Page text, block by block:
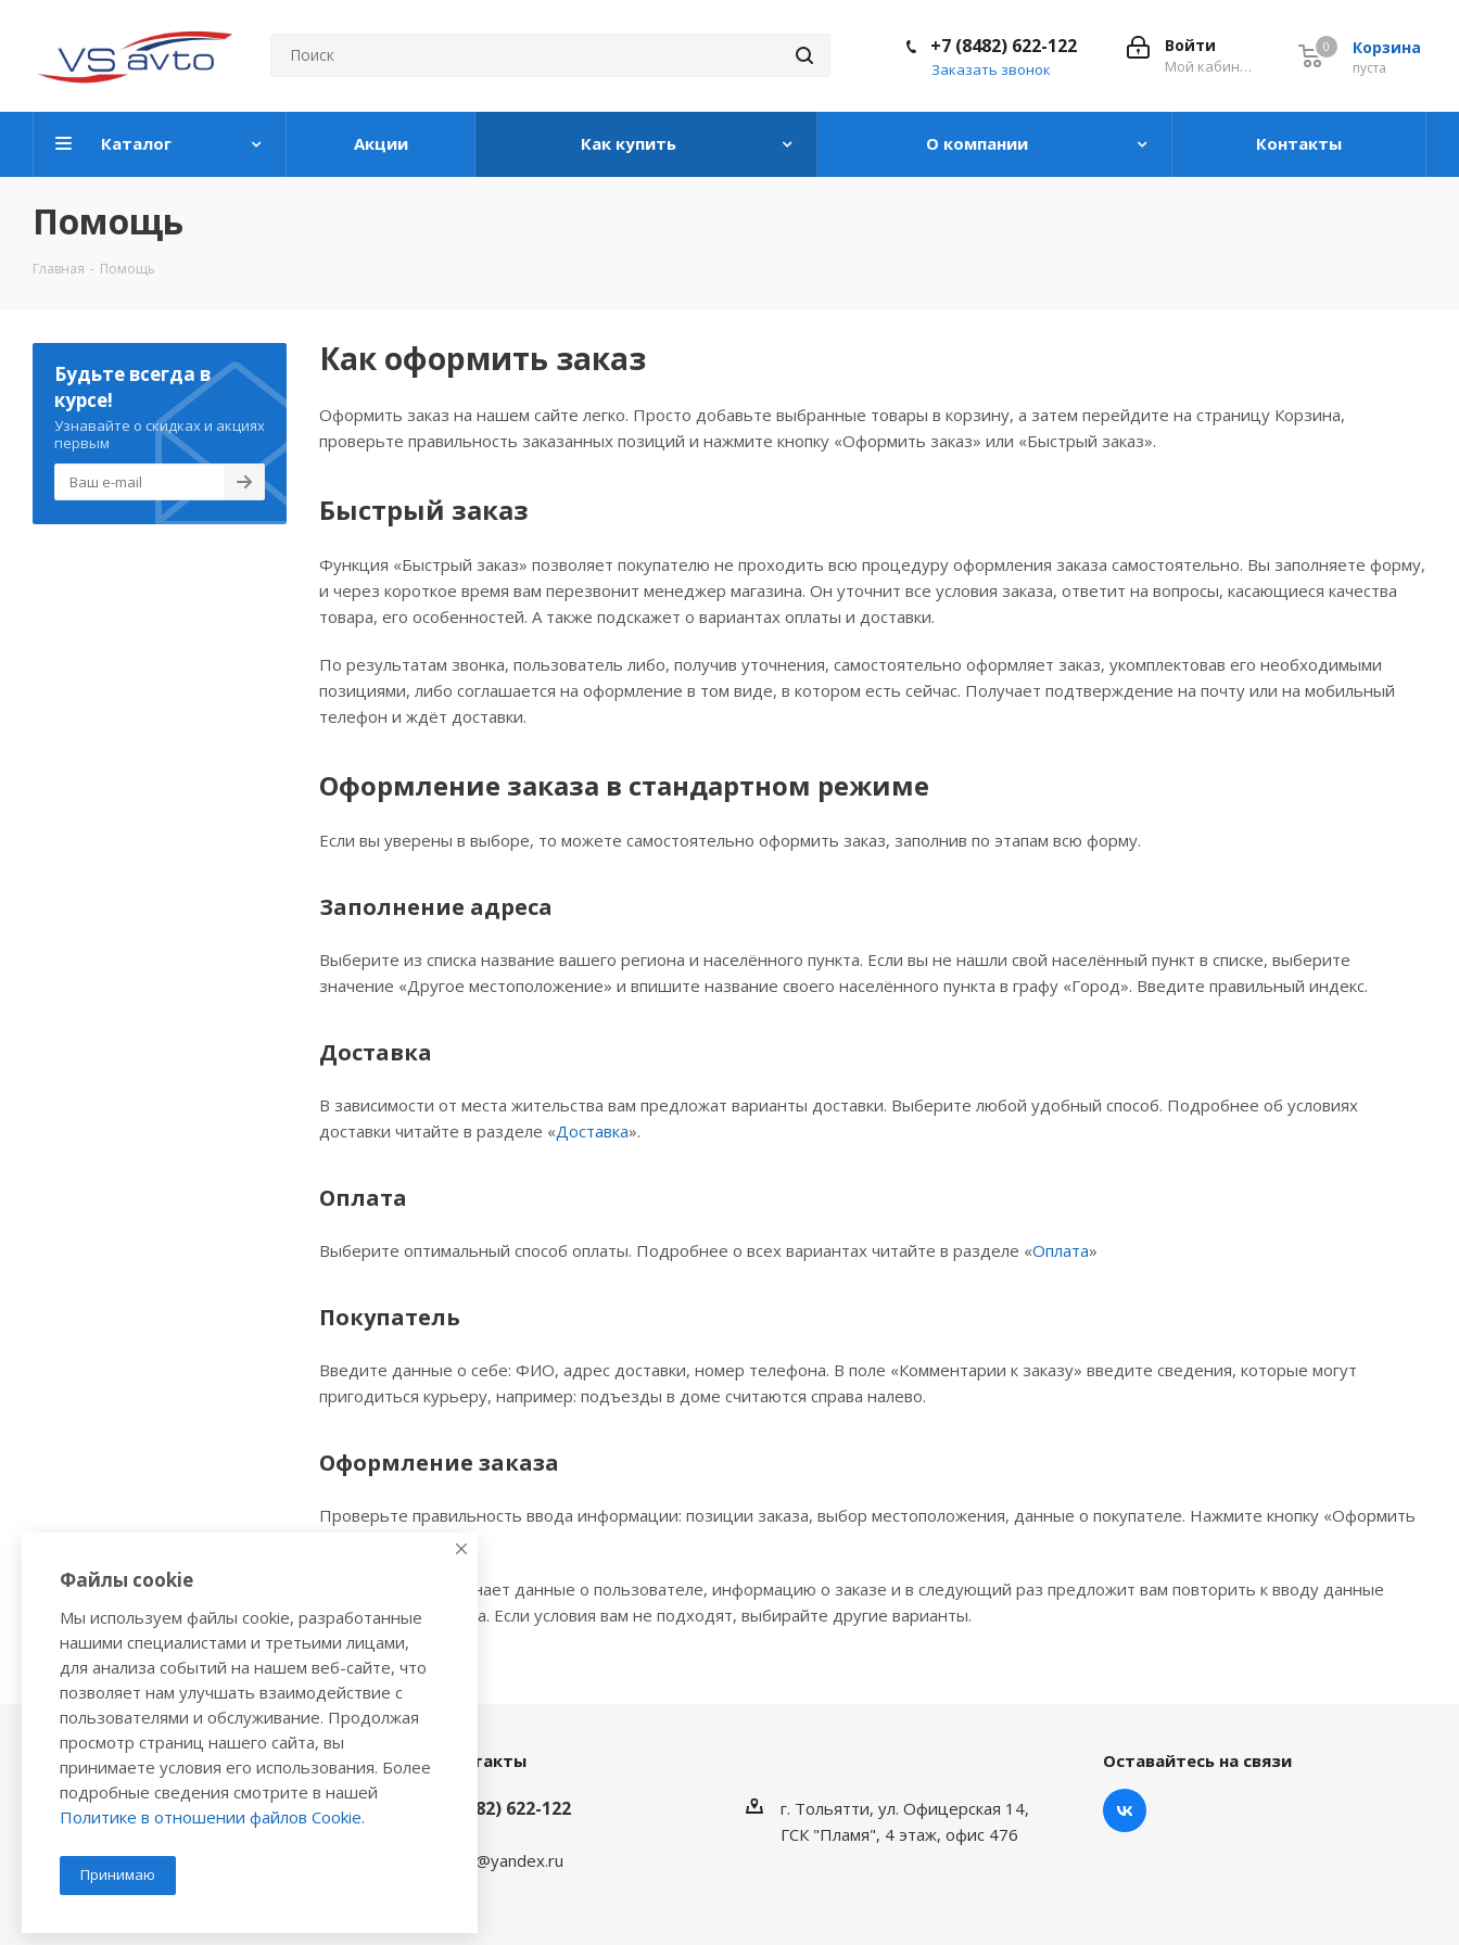
Корзина
0
пуста
0
Войти
Мой кабинет
+7 (8482) 622-122
Заказать звонок
Каталог Акции Как купить О компании Контакты
Помощь
Главная - Помощь
Как оформить заказ
Оформить заказ на нашем сайте легко. Просто добавьте выбранные товары в корзину, а затем перейдите на страницу Корзина,
проверьте правильность заказанных позиций и нажмите кнопку «Оформить заказ» или «Быстрый заказ».
Быстрый заказ
Функция «Быстрый заказ» позволяет покупателю не проходить всю процедуру оформления заказа самостоятельно. Вы заполняете форму,
и через короткое время вам перезвонит менеджер магазина. Он уточнит все условия заказа, ответит на вопросы, касающиеся качества
товара, его особенностей. А также подскажет о вариантах оплаты и доставки.
По результатам звонка, пользователь либо, получив уточнения, самостоятельно оформляет заказ, укомплектовав его необходимыми
позициями, либо соглашается на оформление в том виде, в котором есть сейчас. Получает подтверждение на почту или на мобильный
телефон и ждёт доставки.
Оформление заказа в стандартном режиме
Если вы уверены в выборе, то можете самостоятельно оформить заказ, заполнив по этапам всю форму.
Заполнение адреса
Выберите из списка название вашего региона и населённого пункта. Если вы не нашли свой населённый пункт в списке, выберите
значение «Другое местоположение» и впишите название своего населённого пункта в графу «Город». Введите правильный индекс.
Доставка
В зависимости от места жительства вам предложат варианты доставки. Выберите любой удобный способ. Подробнее об условиях
доставки читайте в разделе «Доставка».
Оплата
Выберите оптимальный способ оплаты. Подробнее о всех вариантах читайте в разделе «Оплата»
Покупатель
Введите данные о себе: ФИО, адрес доставки, номер телефона. В поле «Комментарии к заказу» введите сведения, которые могут
пригодиться курьеру, например: подъезды в доме считаются справа налево.
Оформление заказа
Проверьте правильность ввода информации: позиции заказа, выбор местоположения, данные о покупателе. Нажмите кнопку «Оформить
Наш сервис запоминает данные о пользователе, информацию о заказе и в следующий раз предложит вам повторить к вводу данные
предыдущего заказа. Если условия вам не подходят, выбирайте другие варианты.
Будьте всегда в
курсе!
Узнавайте о скидках и акциях
первым
2026 © Интернет-магазин
автозапчастей - www.vsavto.com.
Наши контакты
+7 (8482) 622-122
avtovs@yandex.ru
г. Тольятти, ул. Офицерская 14,
ГСК "Пламя", 4 этаж, офис 476
Оставайтесь на связи
Файлы cookie
Мы используем файлы cookie, разработанные
нашими специалистами и третьими лицами,
для анализа событий на нашем веб-сайте, что
позволяет нам улучшать взаимодействие с
пользователями и обслуживание. Продолжая
просмотр страниц нашего сайта, вы
принимаете условия его использования. Более
подробные сведения смотрите в нашей
Политике в отношении файлов Cookie.
Принимаю